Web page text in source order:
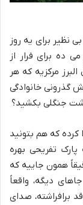
نظیر برای یه روز
ده برای فرار از
مرکزیه که هر
گذرونی خانوادگی
جنگلی بکشید؟
که هم بتونید
تفریحی بهره
همون جاییه که
دیگه، واقعاً
صدای